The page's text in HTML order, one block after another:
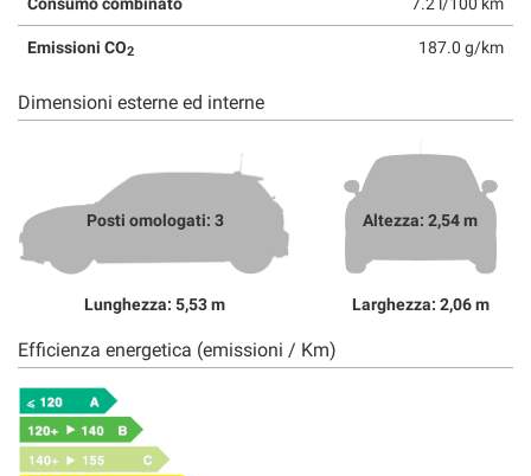
Emissioni CO2 187.0 g/km
Dimensioni esterne ed interne
Posti omologati: 3
Lunghezza: 5,53 m
Altezza: 2,54 m
Larghezza: 2,06 m
Efficienza energetica (emissioni / Km)